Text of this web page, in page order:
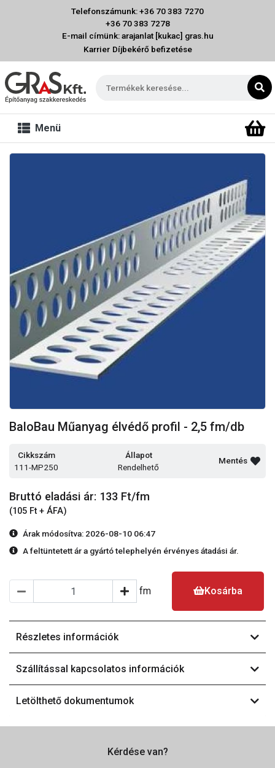
Telefonszámunk: +36 70 383 7270
+36 70 383 7278
E-mail címünk: arajanlat [kukac] gras.hu
Karrier Díjbekérő befizetése
Menü
BaloBau Műanyag élvédő profil - 2,5 fm/db
Cikkszám
111-MP250
Állapot
Rendelhető
Mentés
Bruttó eladási ár: 133 Ft/fm
(105 Ft + ÁFA)
Árak módosítva: 2026-08-10 06:47
A feltüntetett ár a gyártó telephelyén érvényes átadási ár.
fm Kosárba
Részletes információk
Szállítással kapcsolatos információk
Letölthető dokumentumok
Kérdése van?